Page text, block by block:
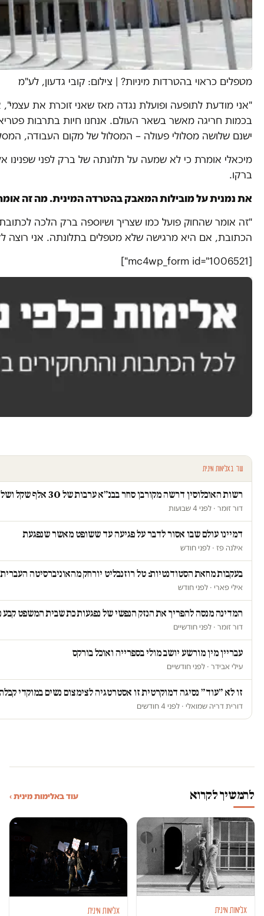
מטפלים כראוי בהטרדות מיניות? | צילום: קובי גדעון, לע"מ
"אני מודעת לתופעה ופועלת נגדה מאז שאני זוכרת את
בכמות חריגה מאשר בשאר העולם. אנחנו חיות בתרבות
ישנם שלושה מסלולי פעולה – המסלול של מקום העבודה,
מיכאלי אומרת כי לא שמעה על תלונתה של ברק לפני
ברקו.
את נמנית על מובילות המאבק בהטרדה המינית. מה זה
"זה אומר שהחוק פועל כמו שצריך ושיוספה ברק הלכה
הכתובת, אם היא מרגישה שלא מטפלים בתלונתה. אני
[mc4wp_form id="1006521"]
עוד באלימות מינית
רשות האוכלוסין דרשה מקורבן סחר בבנ״א ערבות של 30 אלף שקל ושלחה פקחים לבדוק אם "חזרה לזנות"
דור זומר · לפני 4 שבועות
דמיינו עולם שבו אסור לדבר על פגיעה עד ששופט מאשר שנפגעת
אילנה פז · לפני חודש
בעקבות מחאת הסטודנטיות: טל רוזנבליט יורחק מהאוניברסיטה העברית
אילי פארי · לפני חודש
המדינה מנסה להפריך את הנזק הנפשי של נפגעות כת שבית המשפט קבע
דור זומר · לפני חודשיים
עבריין מין מורשע יושב מולי בספרייה ואוכל בורקס
עילי אבידר · לפני חודשיים
זו לא ״עוד״ נסיגה דמוקרטית זו אסטרטגיה לצימצום נשים במוקדי
דורית דריה שמואלי · לפני 4 חודשים
להמשיך לקרוא עוד באלימות מינית ›
אלימות מינית אלימות מינית